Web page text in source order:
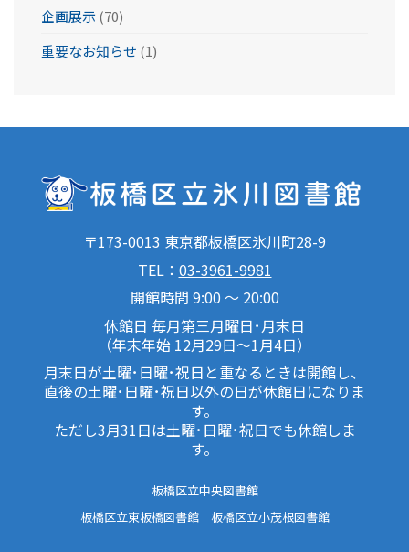
企画展示(70)
重要なお知らせ (1)
〒173-0013 東京都板橋区氷川町28-9
TEL： 03-3961-9981
開館時間 9:00 ～ 20:00
休館日 毎月第三月曜日･月末日
（年末年始 12月29日～1月4日）
月末日が土曜･日曜･祝日と重なるときは開館し、
直後の土曜･日曜･祝日以外の日が休館日になりま
す。
ただし3月31日は土曜･日曜･祝日でも休館しま
す。
板橋区立中央図書館
板橋区立東板橋図書館
板橋区立小茂根図書館